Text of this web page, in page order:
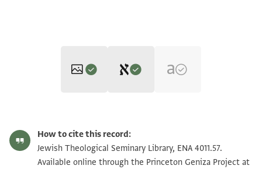
S. D. Goitein's unpublished edition (1950–85).
יתבקא לי ענדה . .[. . . . . . . . . . . . . . . . . . . . . . . . . . . .
. . .
ENA 4011.57 2 Zoom and Rotate
How to cite this record:
Jewish Theological Seminary Library, ENA 4011.57.
Available online through the Princeton Geniza Project at